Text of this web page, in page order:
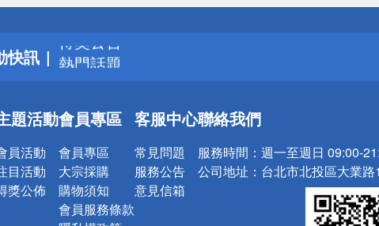
快訊
詐騙網頁！請小心！
得獎公告
熱門話題
銀行優惠
詐騙網頁！請小心！
題活動
員活動
目活動
獎公佈
會員專區
會員專區
大宗採購
購物須知
會員服務條款
客服中心
常見問題
服務公告
意見信箱
聯絡我們
服務時間： 週一至週日 09:00-
公司地址： 台北市北投區大業